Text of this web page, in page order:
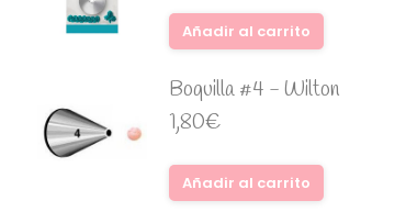
Añadir al carrito
Boquilla #4 - Wilton
1,80€
Añadir al carrito